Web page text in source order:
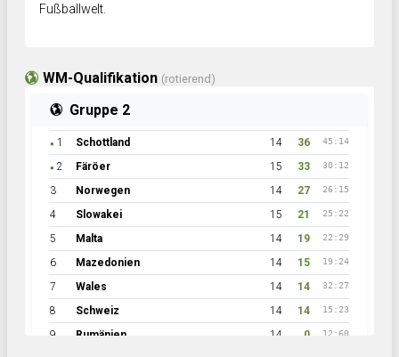
Fußballwelt.
WM-Qualifikation (rotierend)
Gruppe 2
● 1 Schottland 14 36 45:14
● 2 Färöer 15 33 30:12
3 Norwegen 14 27 26:15
4 Slowakei 15 21 25:22
5 Malta 14 19 22:29
6 Mazedonien 14 15 19:24
7 Wales 14 14 32:27
8 Schweiz 14 14 15:23
9 Rumänien 14 0 12:60